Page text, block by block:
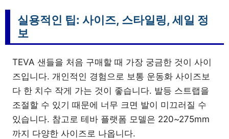
실용적인 팁: 사이즈, 스타일링, 세일 정
보
TEVA 샌들을 처음 구매할 때 가장 궁금한 것이 사이
즈입니다. 개인적인 경험으로 보통 운동화 사이즈보
다 한 치수 작게 가는 것이 좋습니다. 발등 스트랩을
조절할 수 있기 때문에 너무 크면 발이 미끄러질 수
있습니다. 참고로 테바 플랫폼 모델은 220~275mm
까지 다양한 사이즈로 나옵니다.